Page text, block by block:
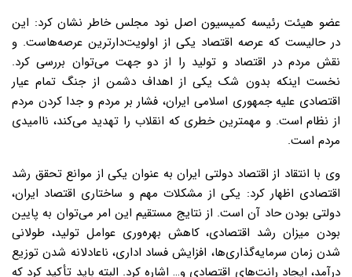
عضو هیئت رئیسه کمیسیون اصل نود مجلس خاطر نشان کرد: این
در حالیست که عرصه اقتصاد یکی از اولویت‌دارترین عرصه‌هاست. و
نقش مردم در اقتصاد و تولید را از دو جهت می‌توان بررسی کرد.
نخست اینکه بدون شک یکی از اهداف دشمن از جنگ تمام عیار
اقتصادی علیه جمهوری اسلامی ایران، فشار بر مردم و جدا کردن مردم
از نظام است. و مهمترین خطری که انقلاب را تهدید می‌کند، ناامیدی
مردم است.
وی با انتقاد از اقتصاد دولتی ایران به عنوان یکی از موانع تحقق رشد
اقتصادی اظهار کرد: یکی از مشکلات مهم و ساختاری اقتصاد ایران،
دولتی بودن حاد آن است. از نتایج مستقیم این امر می‌توان به پایین
بودن میزان رشد اقتصادی، کاهش بهره‌وری عوامل تولید، طولانی
شدن زمان سرمایه‌گذاری‌ها، افزایش فساد اداری، ناعادلانه شدن توزیع
درآمد، ایجاد رانت‌های اقتصادی و… اشاره کرد. البته باید تأکید کرد که